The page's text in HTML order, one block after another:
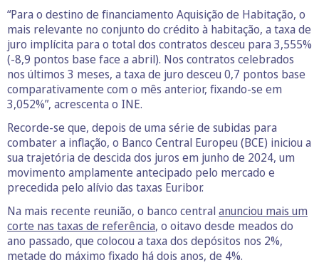
“Para o destino de financiamento Aquisição de Habitação, o
mais relevante no conjunto do crédito à habitação, a taxa de
juro implícita para o total dos contratos desceu para 3,555%
(-8,9 pontos base face a abril). Nos contratos celebrados
nos últimos 3 meses, a taxa de juro desceu 0,7 pontos base
comparativamente com o mês anterior, fixando-se em
3,052%”, acrescenta o INE.
Recorde-se que, depois de uma série de subidas para
combater a inflação, o Banco Central Europeu (BCE) iniciou a
sua trajetória de descida dos juros em junho de 2024, um
movimento amplamente antecipado pelo mercado e
precedida pelo alívio das taxas Euribor.
Na mais recente reunião, o banco central anunciou mais um
corte nas taxas de referência, o oitavo desde meados do
ano passado, que colocou a taxa dos depósitos nos 2%,
metade do máximo fixado há dois anos, de 4%.